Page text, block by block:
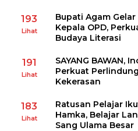
193
Lihat
Bupati Agam
Kepala OPD,
Budaya Literasi
191
Lihat
SAYANG BAWAN,
Perkuat
Kekerasan
183
Lihat
Ratusan Pelajar
Hamka, Belajar
Sang Ulama Besar